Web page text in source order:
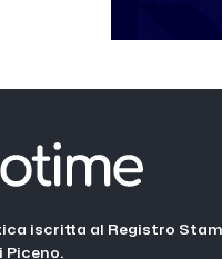
iscritta al Registro
Piceno.